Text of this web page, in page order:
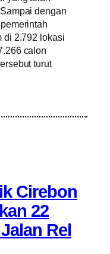
dengan
di 2.792 lokasi
calon
turut
Cirebon
22
Rel